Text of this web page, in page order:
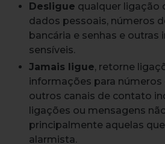
Desligue qualquer ligação
dados pessoais, números
bancária e senhas e outras
sensíveis.
Jamais ligue, retorne
informações para números
outros canais de contato
ligações ou mensagens
principalmente aquelas
alarmista.